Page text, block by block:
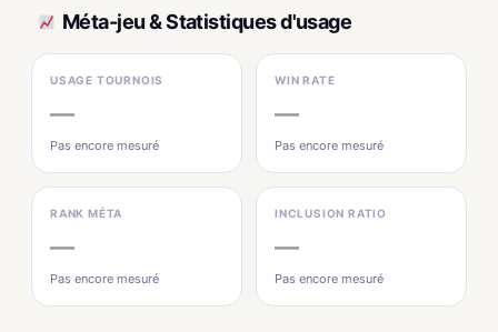
Méta-jeu & Statistiques d'usage
USAGE TOURNOIS
—
Pas encore mesuré
WIN RATE
—
Pas encore mesuré
RANK MÉTA
—
Pas encore mesuré
INCLUSION RATIO
—
Pas encore mesuré